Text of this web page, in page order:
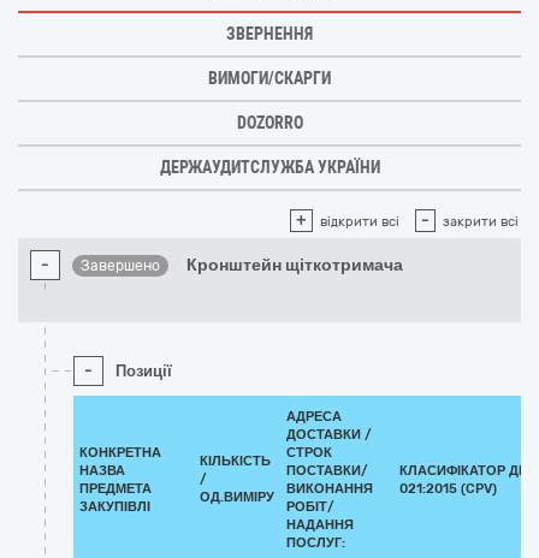
ЗВЕРНЕННЯ
ВИМОГИ/СКАРГИ
DOZORRO
ДЕРЖАУДИТСЛУЖБА УКРАЇНИ
+ відкрити всі - закрити всі
- Завершено Кронштейн щіткотримача
- Позиції
КОНКРЕТНА
НАЗВА
ПРЕДМЕТА
ЗАКУПІВЛІ
КІЛЬКІСТЬ
/
ОД.ВИМІРУ
АДРЕСА
ДОСТАВКИ /
СТРОК
ПОСТАВКИ/
ВИКОНАННЯ
РОБІТ/
НАДАННЯ
ПОСЛУГ:
КЛАСИФІКАТОР ДК
021:2015 (CPV)